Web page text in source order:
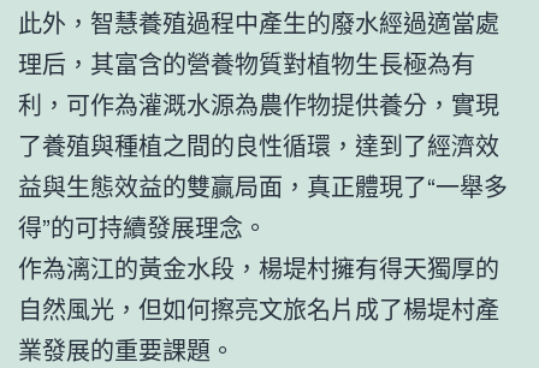
此外，智慧養殖過程中產生的廢水經過適當處
理后，其富含的營養物質對植物生長極為有
利，可作為灌溉水源為農作物提供養分，實現
了養殖與種植之間的良性循環，達到了經濟效
益與生態效益的雙贏局面，真正體現了“一舉多
得”的可持續發展理念。
作為漓江的黃金水段，楊堤村擁有得天獨厚的
自然風光，但如何擦亮文旅名片成了楊堤村產
業發展的重要課題。